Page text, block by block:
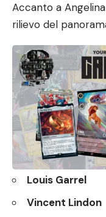
Accanto a
rilievo del
Louis Garrel
Vincent Lindon